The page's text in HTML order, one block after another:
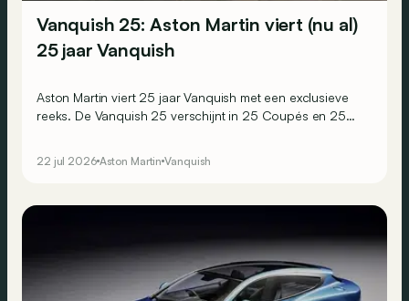
Vanquish 25: Aston Martin viert (nu al)
25 jaar Vanquish
Aston Martin viert 25 jaar Vanquish met een exclusieve
reeks. De Vanquish 25 verschijnt in 25 Coupés en 25
22 jul 2026 Aston Martin Vanquish